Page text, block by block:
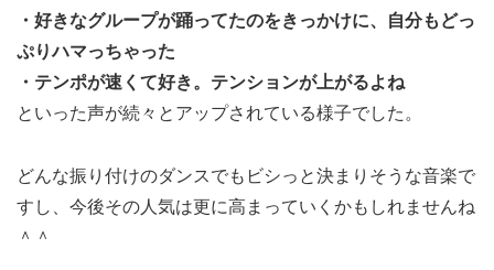
・好きなグループが踊ってたのをきっかけに、自分もどっ
ぷりハマっちゃった
・テンポが速くて好き。テンションが上がるよね
といった声が続々とアップされている様子でした。
どんな振り付けのダンスでもビシっと決まりそうな音楽で
すし、今後その人気は更に高まっていくかもしれませんね
＾＾